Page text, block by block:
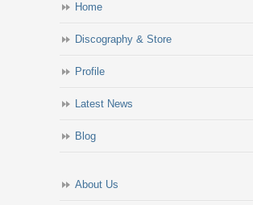
Home
Discography & Store
Profile
Latest News
Blog
About Us